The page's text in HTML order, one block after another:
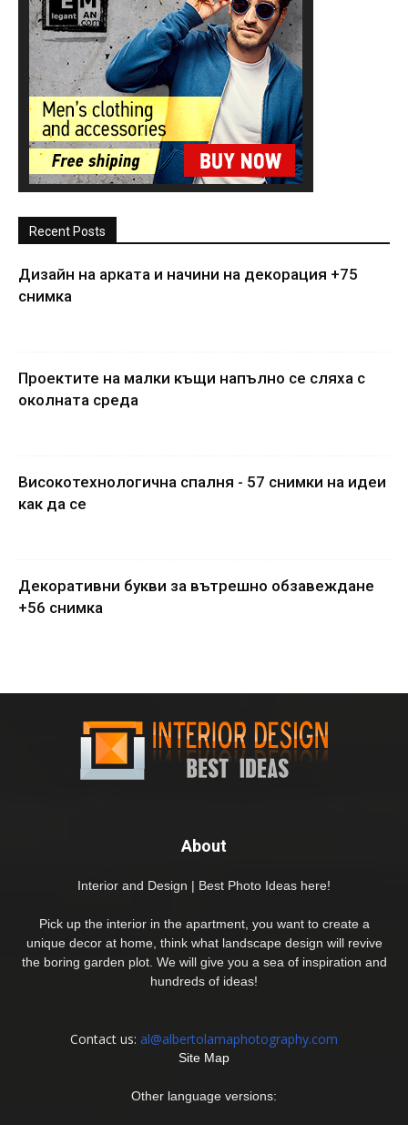
Recent Posts
Дизайн на арката и начини на декорация +75
снимка
Проектите на малки къщи напълно се сляха с
околната среда
Високотехнологична спалня - 57 снимки на идеи
как да се
Декоративни букви за вътрешно обзавеждане
+56 снимка
About
Interior and Design | Best Photo Ideas here!
Pick up the interior in the apartment, you want to create a
unique decor at home, think what landscape design will revive
the boring garden plot. We will give you a sea of inspiration and
hundreds of ideas!
Contact us: al@albertolamaphotography.com
Site Map
Other language versions: